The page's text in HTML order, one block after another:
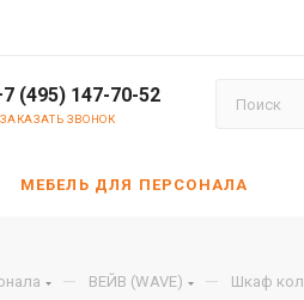
(495) 147-70-52
ЗАКАЗАТЬ ЗВОНОК
МЕБЕЛЬ ДЛЯ ПЕРСОНАЛА
— ВЕЙВ (WAVE) — Шкаф